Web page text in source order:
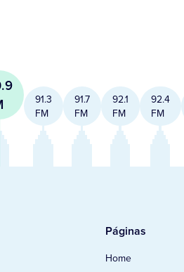
91.3
FM
91.7
FM
92.1
FM
92.4
FM
Páginas
Home